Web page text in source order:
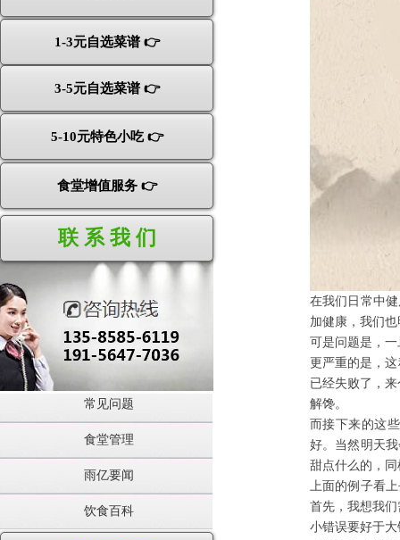
在我们日常中
加健康，我们
可是问题是，
更严重的是，
已经失败了，
解馋。
而接下来的这
好。当然明天
甜点什么的，
上面的例子看
首先，我想我
小错误要好于大
1-3元自选菜谱 👉
3-5元自选菜谱 👉
5-10元特色小吃 👉
食堂增值服务 👉
联 系 我 们
常见问题
食堂管理
雨亿要闻
饮食百科